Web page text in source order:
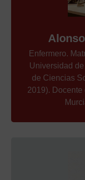
Enfermero.
Universidad
de Ciencias
2019).